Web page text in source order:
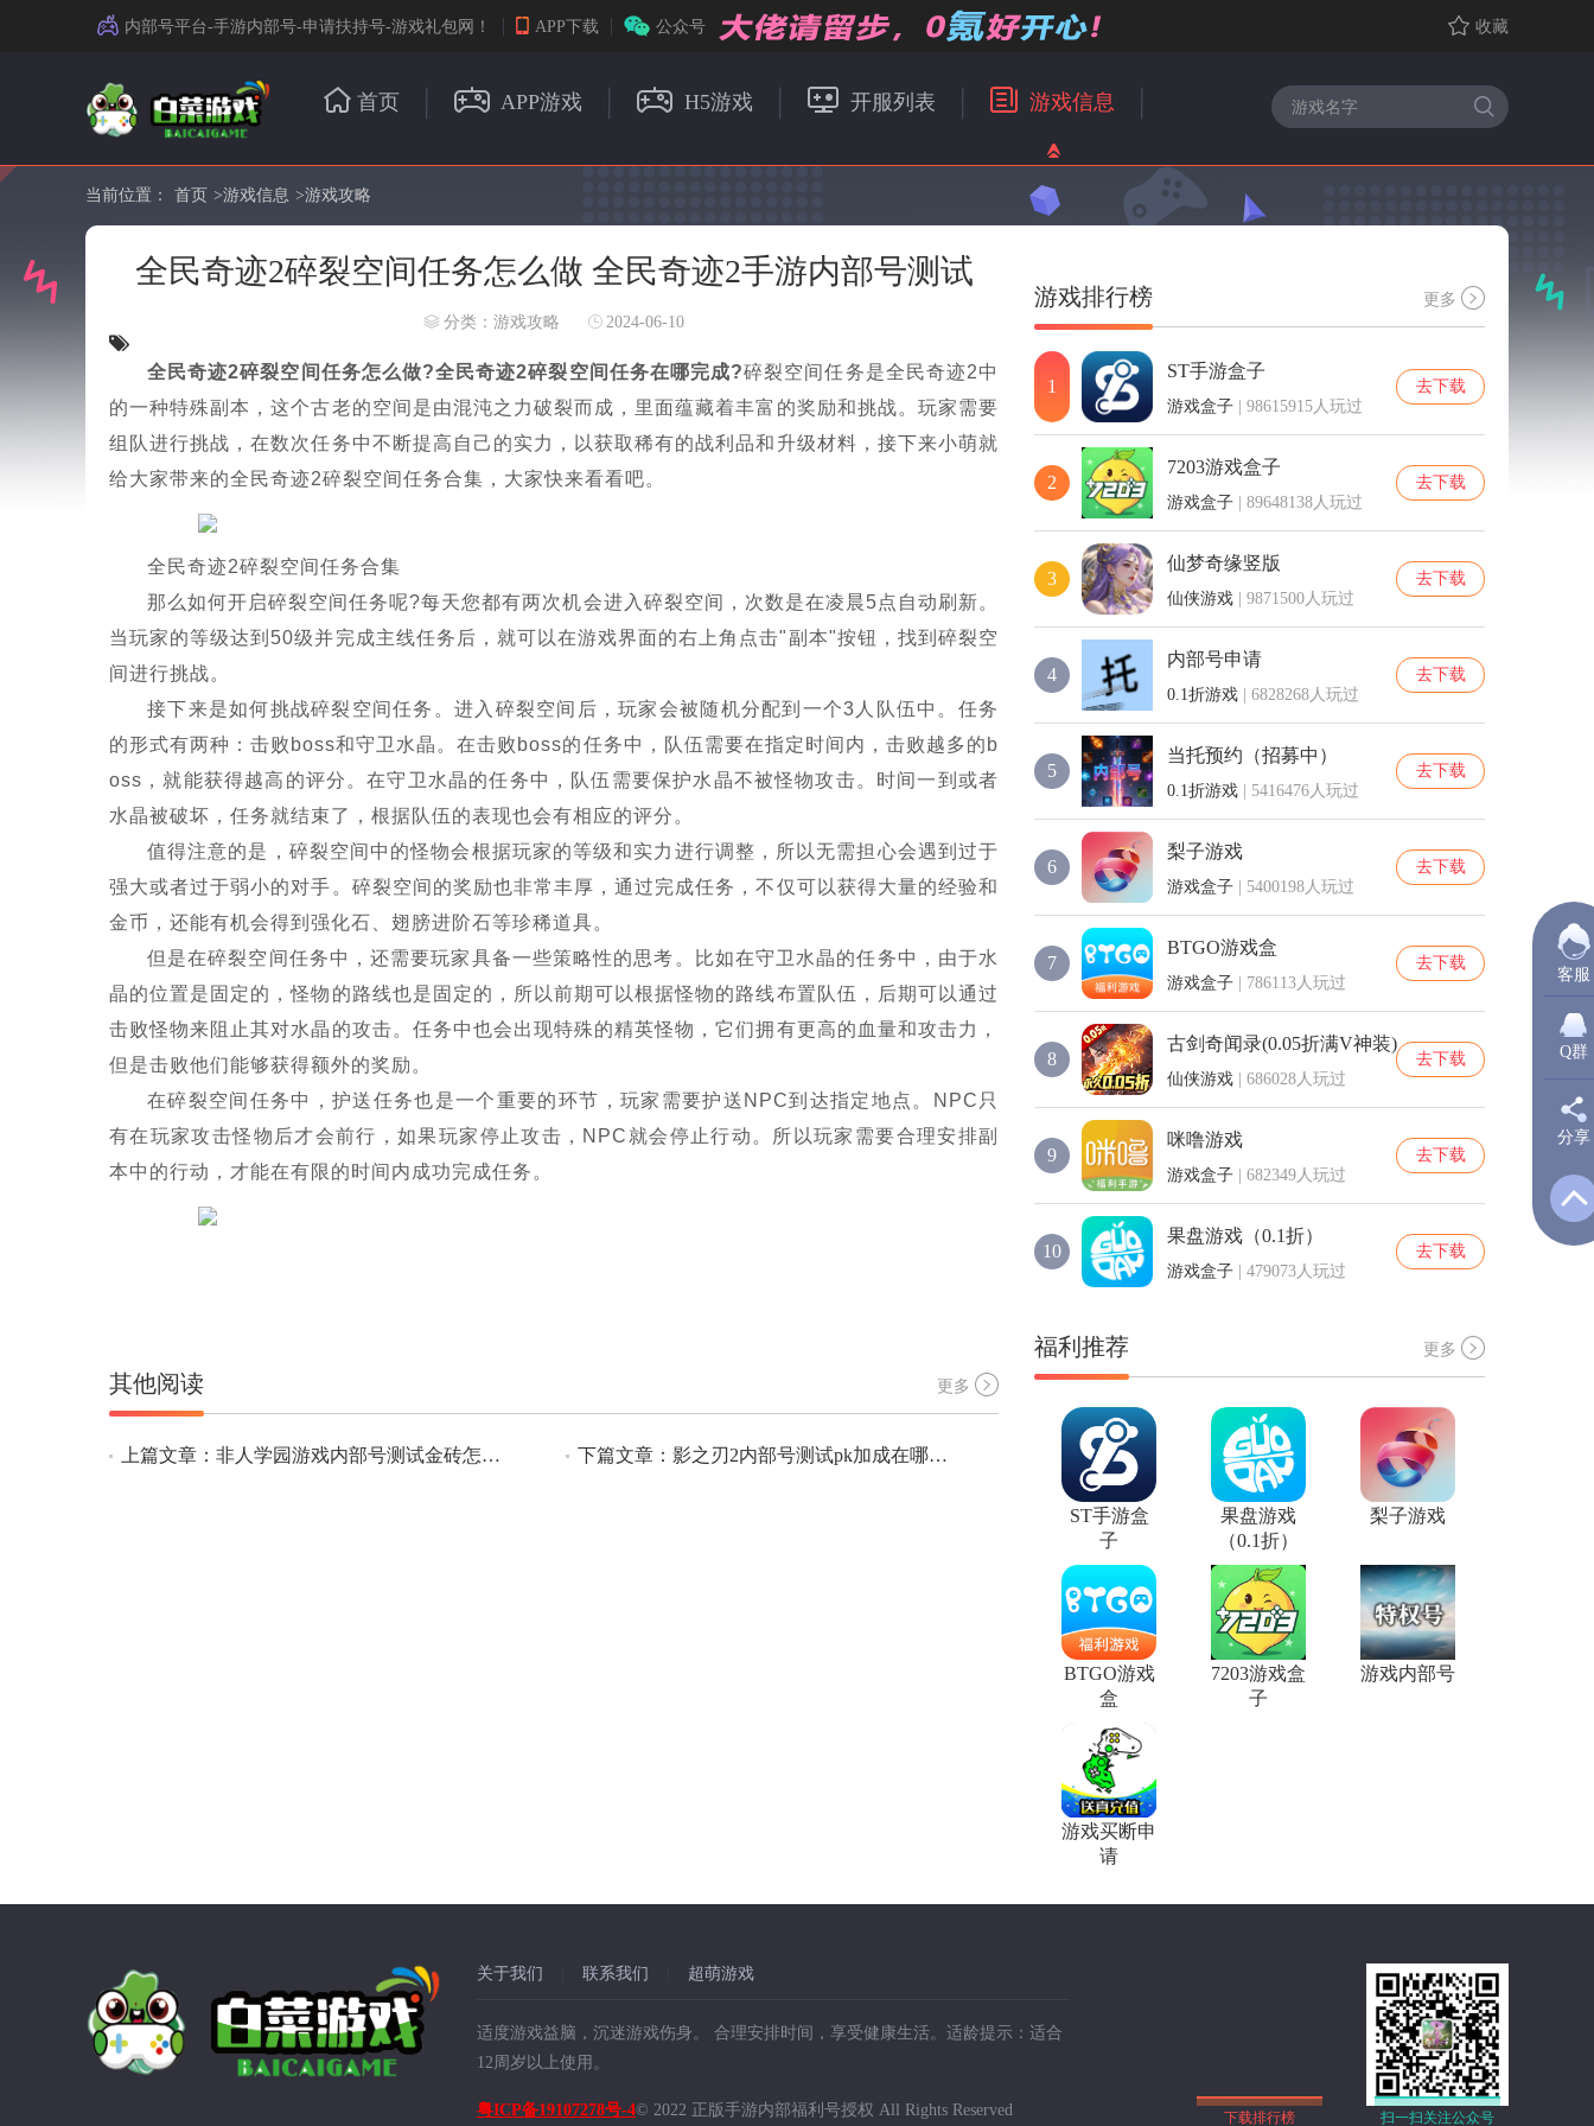
内部号平台-手游内部号-申请扶持号-游戏礼包网！ APP下载 公众号 收藏
首页 APP游戏 H5游戏 开服列表 游戏信息
当前位置： 首页 >游戏信息 >游戏攻略
全民奇迹2碎裂空间任务怎么做 全民奇迹2手游内部号测试
分类：游戏攻略 2024-06-10
全民奇迹2碎裂空间任务怎么做?全民奇迹2碎裂空间任务在哪完成?碎裂空间任务是全民奇迹2中
的一种特殊副本，这个古老的空间是由混沌之力破裂而成，里面蕴藏着丰富的奖励和挑战。玩家需要
组队进行挑战，在数次任务中不断提高自己的实力，以获取稀有的战利品和升级材料，接下来小萌就
给大家带来的全民奇迹2碎裂空间任务合集，大家快来看看吧。
全民奇迹2碎裂空间任务合集
那么如何开启碎裂空间任务呢?每天您都有两次机会进入碎裂空间，次数是在凌晨5点自动刷新。
当玩家的等级达到50级并完成主线任务后，就可以在游戏界面的右上角点击"副本"按钮，找到碎裂空
间进行挑战。
接下来是如何挑战碎裂空间任务。进入碎裂空间后，玩家会被随机分配到一个3人队伍中。任务
的形式有两种：击败boss和守卫水晶。在击败boss的任务中，队伍需要在指定时间内，击败越多的b
oss，就能获得越高的评分。在守卫水晶的任务中，队伍需要保护水晶不被怪物攻击。时间一到或者
水晶被破坏，任务就结束了，根据队伍的表现也会有相应的评分。
值得注意的是，碎裂空间中的怪物会根据玩家的等级和实力进行调整，所以无需担心会遇到过于
强大或者过于弱小的对手。碎裂空间的奖励也非常丰厚，通过完成任务，不仅可以获得大量的经验和
金币，还能有机会得到强化石、翅膀进阶石等珍稀道具。
但是在碎裂空间任务中，还需要玩家具备一些策略性的思考。比如在守卫水晶的任务中，由于水
晶的位置是固定的，怪物的路线也是固定的，所以前期可以根据怪物的路线布置队伍，后期可以通过
击败怪物来阻止其对水晶的攻击。任务中也会出现特殊的精英怪物，它们拥有更高的血量和攻击力，
但是击败他们能够获得额外的奖励。
在碎裂空间任务中，护送任务也是一个重要的环节，玩家需要护送NPC到达指定地点。NPC只
有在玩家攻击怪物后才会前行，如果玩家停止攻击，NPC就会停止行动。所以玩家需要合理安排副
本中的行动，才能在有限的时间内成功完成任务。
其他阅读 更多
上篇文章：非人学园游戏内部号测试金砖怎么扭蛋 非人学园金砖扭蛋大全 下篇文章：影之刃2内部号测试pk加成在哪里 影之刃2pk加成一览
游戏排行榜 更多
1
ST手游盒子
游戏盒子 | 98615915人玩过
去下载
2
7203游戏盒子
游戏盒子 | 89648138人玩过
去下载
3
仙梦奇缘竖版
仙侠游戏 | 9871500人玩过
去下载
4
内部号申请
0.1折游戏 | 6828268人玩过
去下载
5
当托预约（招募中）
0.1折游戏 | 5416476人玩过
去下载
6
梨子游戏
游戏盒子 | 5400198人玩过
去下载
7
BTGO游戏盒
游戏盒子 | 786113人玩过
去下载
8
古剑奇闻录(0.05折满V神装)
仙侠游戏 | 686028人玩过
去下载
9
咪噜游戏
游戏盒子 | 682349人玩过
去下载
10
果盘游戏（0.1折）
游戏盒子 | 479073人玩过
去下载
福利推荐 更多
ST手游盒
子
果盘游戏
（0.1折）
梨子游戏
BTGO游戏
盒
7203游戏盒
子
游戏内部号
游戏买断申
请
关于我们 联系我们 超萌游戏
适度游戏益脑，沉迷游戏伤身。 合理安排时间，享受健康生活。适龄提示：适合
12周岁以上使用。
粤ICP备19107278号-4© 2022 正版手游内部福利号授权 All Rights Reserved 下载排行榜 扫一扫关注公众号
客服
Q群
分享